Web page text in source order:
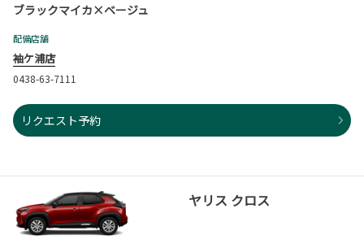
ブラックマイカ×ベージュ
配備店舗
袖ケ浦店
0438-63-7111
リクエスト予約
ヤリス クロス